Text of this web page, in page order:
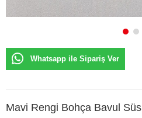
Whatsapp ile Sipariş Ver
Mavi Rengi Bohça Bavul